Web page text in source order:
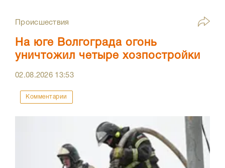
Происшествия
На юге Волгограда огонь
уничтожил четыре хозпостройки
02.08.2026 13:53
Комментарии